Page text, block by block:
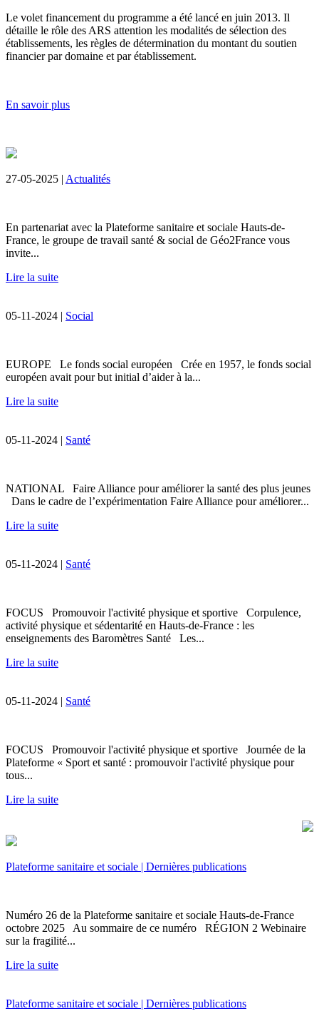
Le volet financement du programme a été lancé en juin 2013. Il
détaille le rôle des ARS attention les modalités de sélection des
établissements, les règles de détermination du montant du soutien
financier par domaine et par établissement.
En savoir plus
27-05-2025 | Actualités
En partenariat avec la Plateforme sanitaire et sociale Hauts-de-
France, le groupe de travail santé & social de Géo2France vous
invite...
Lire la suite
05-11-2024 | Social
EUROPE Le fonds social européen Crée en 1957, le fonds social
européen avait pour but initial d’aider à la...
Lire la suite
05-11-2024 | Santé
NATIONAL Faire Alliance pour améliorer la santé des plus jeunes
Dans le cadre de l’expérimentation Faire Alliance pour améliorer...
Lire la suite
05-11-2024 | Santé
FOCUS Promouvoir l'activité physique et sportive Corpulence,
activité physique et sédentarité en Hauts-de-France : les
enseignements des Baromètres Santé Les...
Lire la suite
05-11-2024 | Santé
FOCUS Promouvoir l'activité physique et sportive Journée de la
Plateforme « Sport et santé : promouvoir l'activité physique pour
tous...
Lire la suite
Plateforme sanitaire et sociale | Dernières publications
Numéro 26 de la Plateforme sanitaire et sociale Hauts-de-France
octobre 2025 Au sommaire de ce numéro RÉGION 2 Webinaire
sur la fragilité...
Lire la suite
Plateforme sanitaire et sociale | Dernières publications